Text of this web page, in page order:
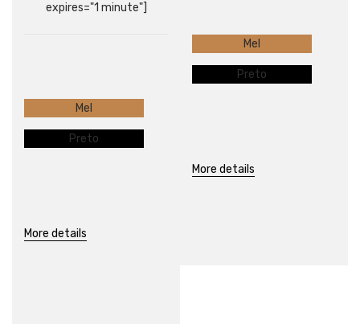
expires="1 minute"]
Mel
Preto
More details
Mel
Preto
More details